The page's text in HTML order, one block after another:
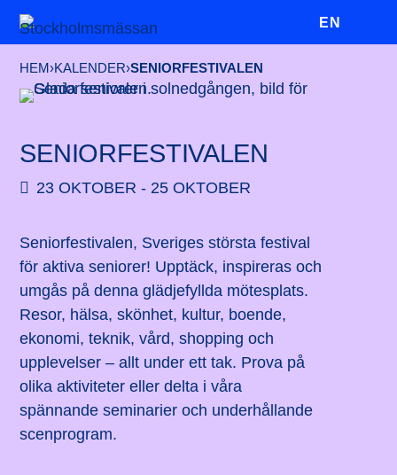
EN
HEM›KALENDER›SENIORFESTIVALEN
SENIORFESTIVALEN
23 OKTOBER - 25 OKTOBER
Seniorfestivalen, Sveriges största festival
för aktiva seniorer! Upptäck, inspireras och
umgås på denna glädjefyllda mötesplats.
Resor, hälsa, skönhet, kultur, boende,
ekonomi, teknik, vård, shopping och
upplevelser – allt under ett tak. Prova på
olika aktiviteter eller delta i våra
spännande seminarier och underhållande
scenprogram.